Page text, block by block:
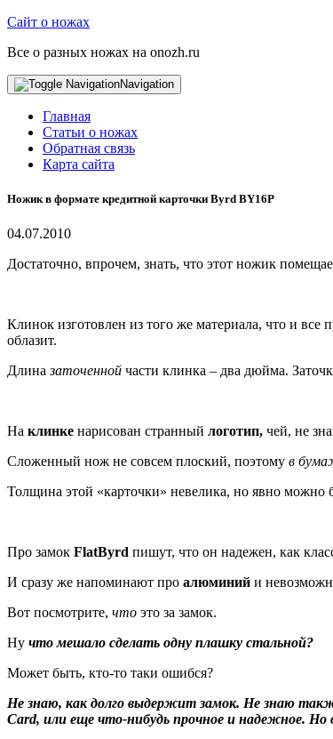
Сайт о ножах
Все о разных ножах на onozh.ru
Navigation
Главная
Статьи о ножах
Обратная связь
Карта сайта
Ножик в формате кредитной карточки Byrd BY16P
04.07.2010
Достаточно, впрочем, знать, что этот ножик
Клинок изготовлен из того же материала, что и все
облазит.
Длиназаточенной части клинка – два дюйма.
На клинке нарисован странный логотип, чей, не
Сложенный нож не совсем плоский, поэтому в
Толщина этой «карточки» невелика, но явно можно
Про замок FlatByrd пишут, что он надежен, как
И сразу же напоминают про алюминий и
Вот посмотрите, что это за замок.
Ну что мешало сделать одну плашку стальной?
Может быть, кто-то таки ошибся?
Не знаю, как долго выдержит замок. Не знаю
Card, или еще что-нибудь прочное и надежное.